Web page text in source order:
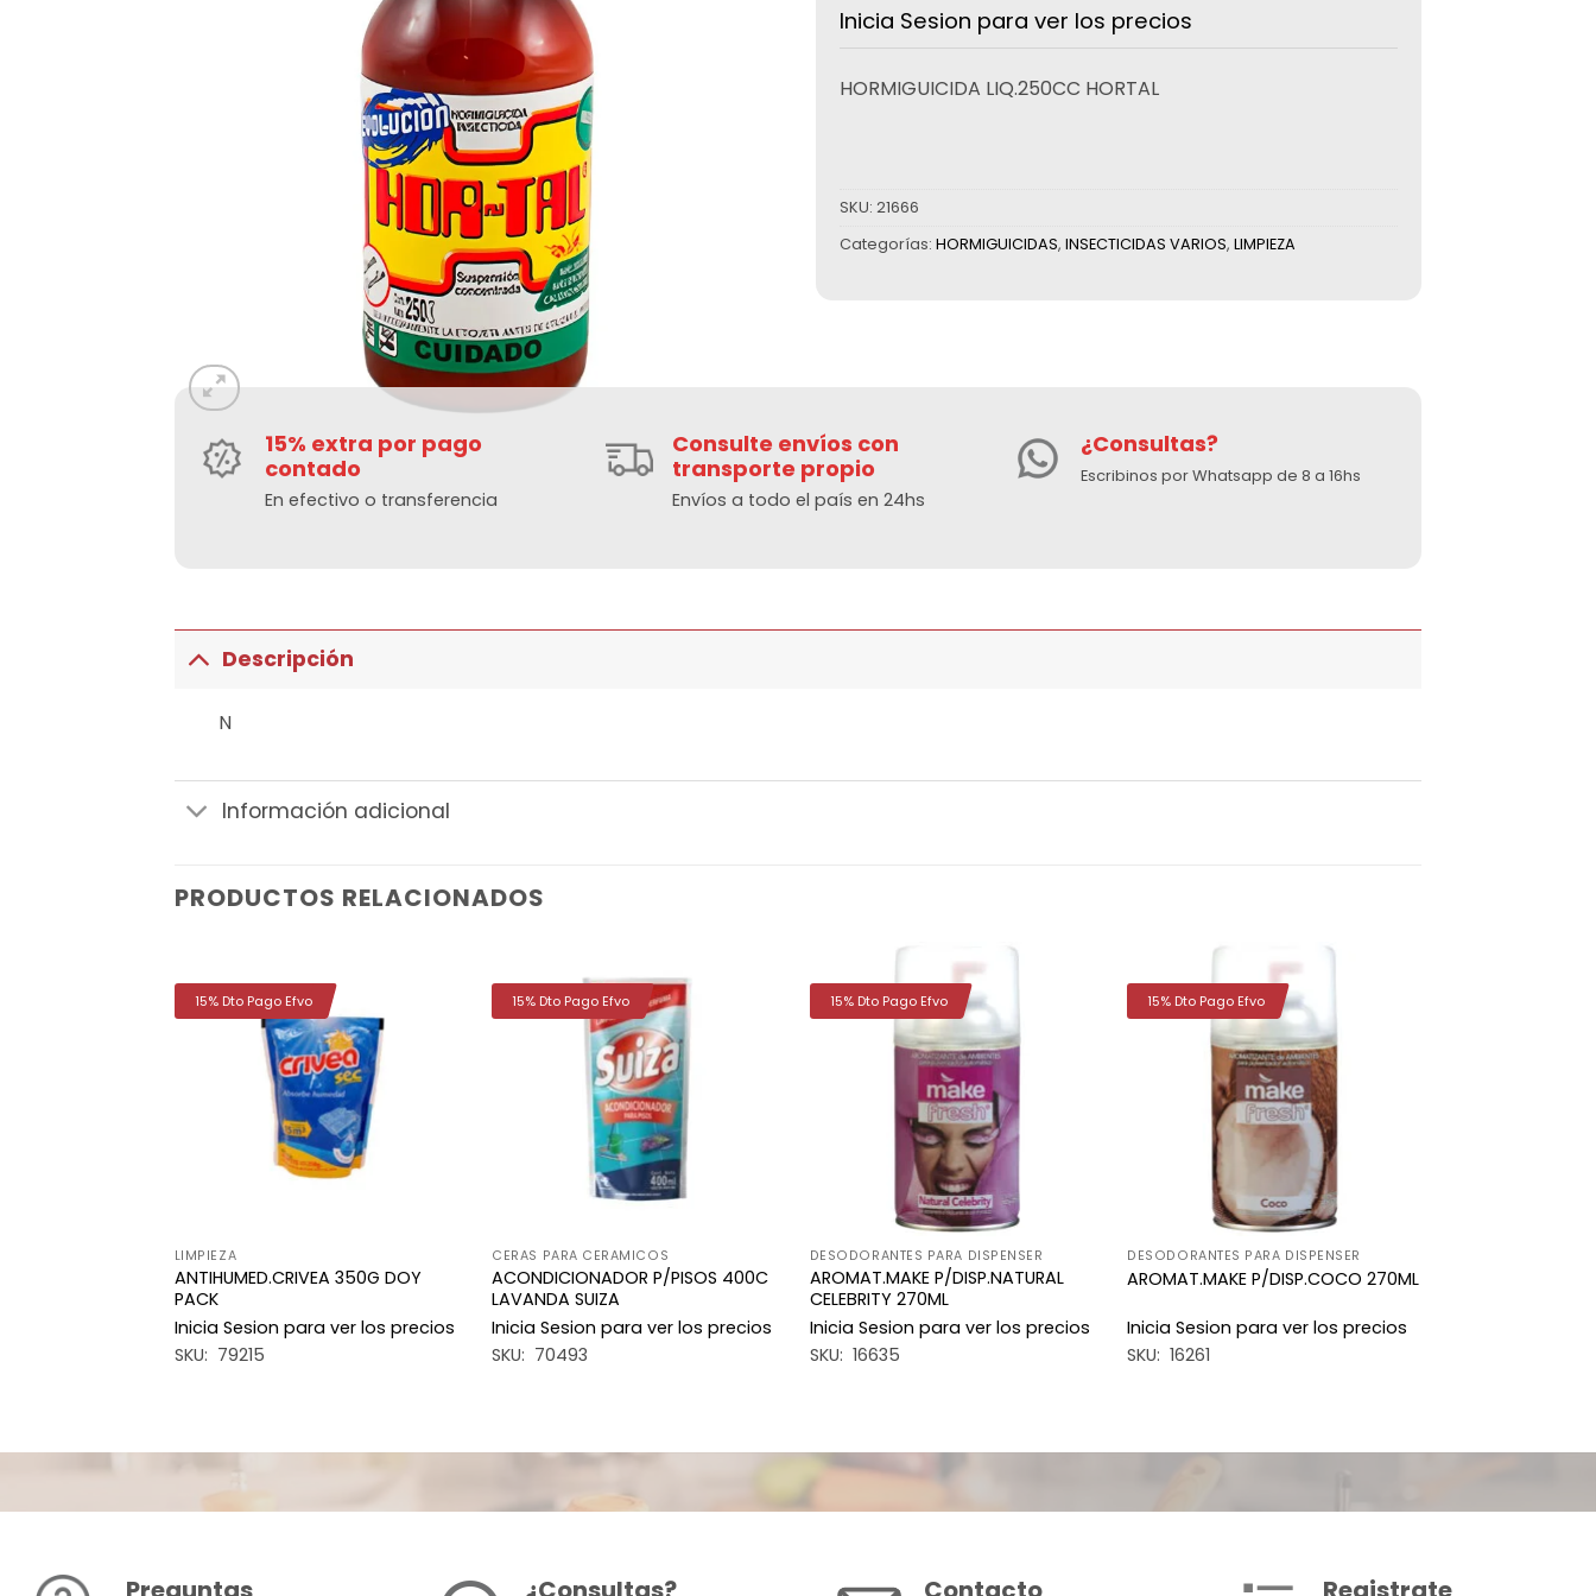
Inicia Sesion para ver los precios
HORMIGUICIDA LIQ.250CC HORTAL
SKU: 21666
Categorías: HORMIGUICIDAS, INSECTICIDAS VARIOS, LIMPIEZA
15% extra por pago
contado
En efectivo o transferencia
Consulte envíos con
transporte propio
Envíos a todo el país en 24hs
¿Consultas?
Escribinos por Whatsapp de 8 a 16hs
Descripción
N
Información adicional
PRODUCTOS RELACIONADOS
LIMPIEZA
ANTIHUMED.CRIVEA 350G DOY
PACK
Inicia Sesion para ver los precios
SKU: 79215
15% Dto Pago Efvo
CERAS PARA CERAMICOS
ACONDICIONADOR P/PISOS 400C
LAVANDA SUIZA
Inicia Sesion para ver los precios
SKU: 70493
15% Dto Pago Efvo
DESODORANTES PARA DISPENSER
AROMAT.MAKE P/DISP.NATURAL
CELEBRITY 270ML
Inicia Sesion para ver los precios
SKU: 16635
15% Dto Pago Efvo
DESODORANTES PARA DISPENSER
AROMAT.MAKE P/DISP.COCO 270ML
Inicia Sesion para ver los precios
SKU: 16261
15% Dto Pago Efvo